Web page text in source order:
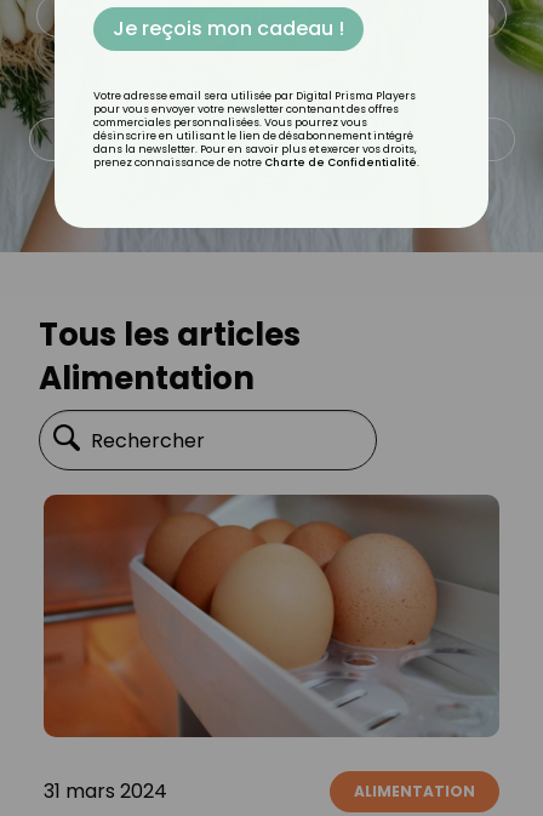
BEAUTÉ BIEN-ÊTRE
QUOTIDIEN RECETTES
Tous les articles
Alimentation
31 mars 2024 ALIMENTATION
Je reçois mon cadeau !
Votre adresse email sera utilisée par Digital Prisma Players
pour vous envoyer votre newsletter contenant des offres
commerciales personnalisées. Vous pourrez vous
désinscrire en utilisant le lien de désabonnement intégré
dans la newsletter. Pour en savoir plus et exercer vos droits,
prenez connaissance de notre Charte de Confidentialité.